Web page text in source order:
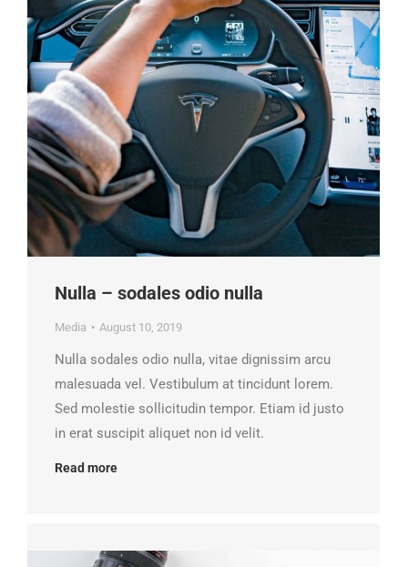
Nulla – sodales odio nulla
Media August 10, 2019
Nulla sodales odio nulla, vitae dignissim arcu
malesuada vel. Vestibulum at tincidunt lorem.
Sed molestie sollicitudin tempor. Etiam id justo
in erat suscipit aliquet non id velit.
Read more